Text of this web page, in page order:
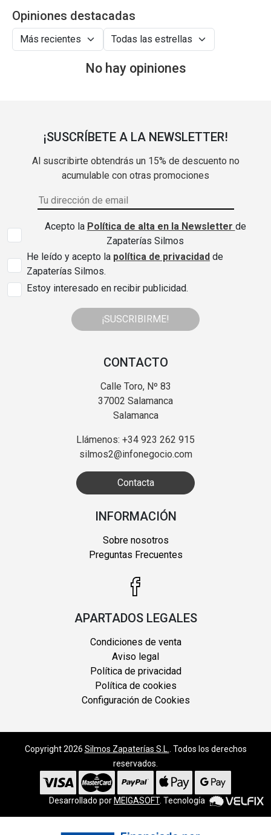
Opiniones destacadas
No hay opiniones
¡SUSCRÍBETE A LA NEWSLETTER!
Al suscribirte obtendrás un 15% de descuento no
acumulable con otras promociones
Acepto la Política de alta en la Newsletter de
Zapaterías Silmos
He leído y acepto la política de privacidad de
Zapaterías Silmos.
Estoy interesado en recibir publicidad.
¡SUSCRIBIRME!
CONTACTO
Calle Toro, Nº 83
37002 Salamanca
Salamanca
Llámenos: +34 923 262 915
silmos2@infonegocio.com
Contacta
INFORMACIÓN
Sobre nosotros
Preguntas Frecuentes
APARTADOS LEGALES
Condiciones de venta
Aviso legal
Política de privacidad
Política de cookies
Configuración de Cookies
Copyright 2026 Silmos Zapaterías S.L.
. Todos los derechos
reservados.
Desarrollado por MEIGASOFT. Tecnología